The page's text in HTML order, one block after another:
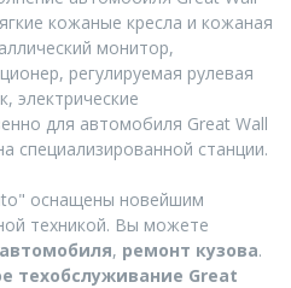
кожаные кресла и кожаная
монитор,
регулируемая рулевая
электрические
для автомобиля Great Wall
специализированной станции.
оснащены новейшим
техникой. Вы можете
, ремонт кузова.
техобслуживание Great